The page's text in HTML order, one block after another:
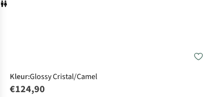
Kleur:Glossy Cristal/Camel
€124,90